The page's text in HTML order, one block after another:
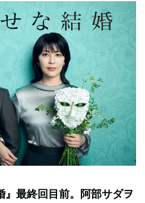
』最終回目前。阿部サダヲ